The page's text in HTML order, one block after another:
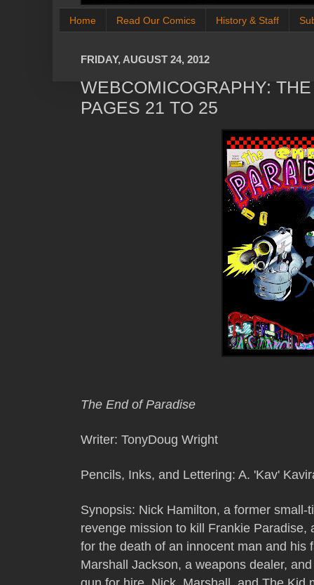
Home Read Our Comics History & Staff
FRIDAY, AUGUST 24, 2012
WEBCOMICOGRAPHY:
PAGES 21 TO 25
The End of Paradise
Writer: TonyDoug Wright
Pencils, Inks, and Lettering: A. 'Kav'
Synopsis: Nick Hamilton, a former
revenge mission to kill Frankie
for the death of an innocent man and his
Marshall Jackson, a weapons dealer,